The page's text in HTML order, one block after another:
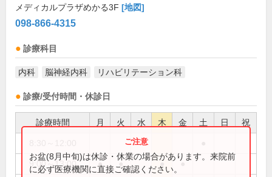
メディカルプラザめかる3F [地図]
098-866-4315
診療科目
内科 脳神経内科 リハビリテーション科
診療/受付時間・休診日
診療時間 月 火 水 木 金 土 日 祝
9:00～13:00 ● ● ● ●
お盆(8月中旬)は休診・休業の場合があります。来院前
に必ず医療機関に直接ご確認ください。